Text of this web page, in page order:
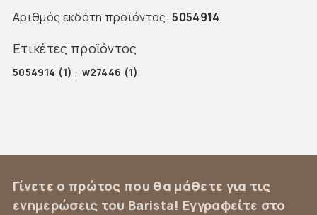
Αριθμός εκδότη προϊόντος: 5054914
Ετικέτες προϊόντος
5054914 (1) , w27446 (1)
Γίνετε ο πρώτος που θα μάθετε για τις
ενημερώσεις του Barista! Εγγραφείτε στο